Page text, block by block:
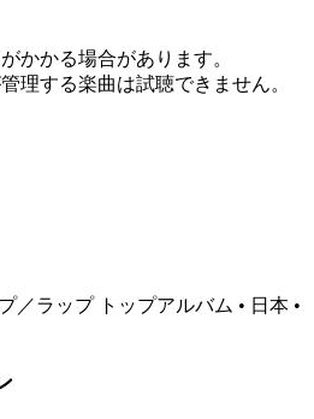
かかる場合があります。
理する楽曲は試聴できません。
／ラップ トップアルバム • 日本 •